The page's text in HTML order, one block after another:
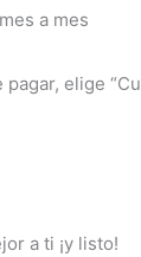
a mes
elige
a ti ¡y listo!